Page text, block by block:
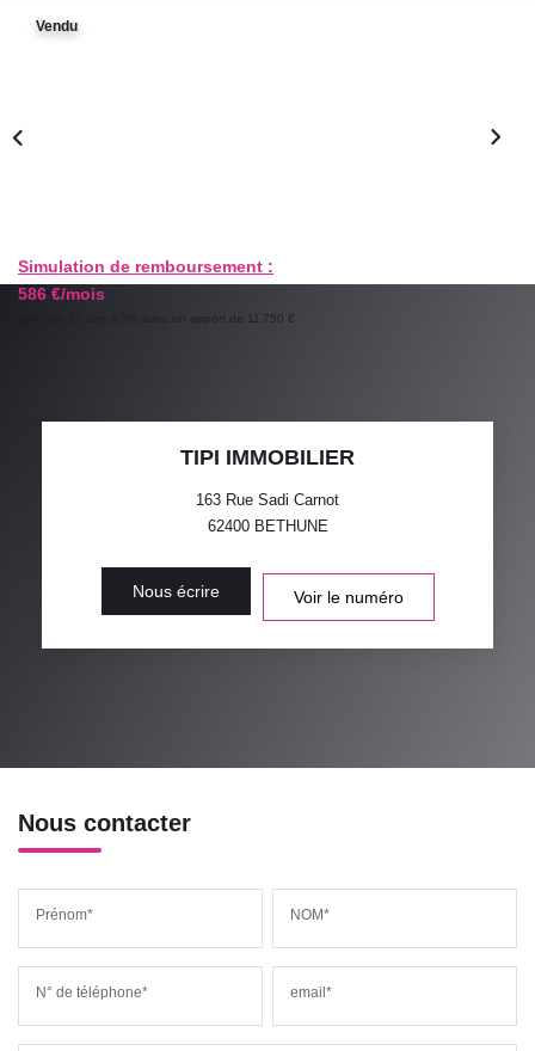
AGENCE
Qui Sommes-Nous
Vendu
Simulation de remboursement :
586 €/mois
pendant 20 ans à 3% avec un apport de 11 750 €
TIPI IMMOBILIER
163 Rue Sadi Carnot
62400 BETHUNE
Nous écrire Voir le numéro
Nous contacter
Prénom* NOM*
N° de téléphone* email*